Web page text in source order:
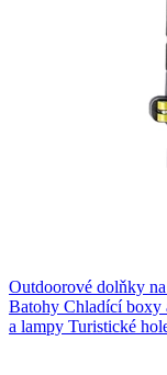
Outdoorové dolňky na
Batohy Chladící boxy
a lampy Turistické